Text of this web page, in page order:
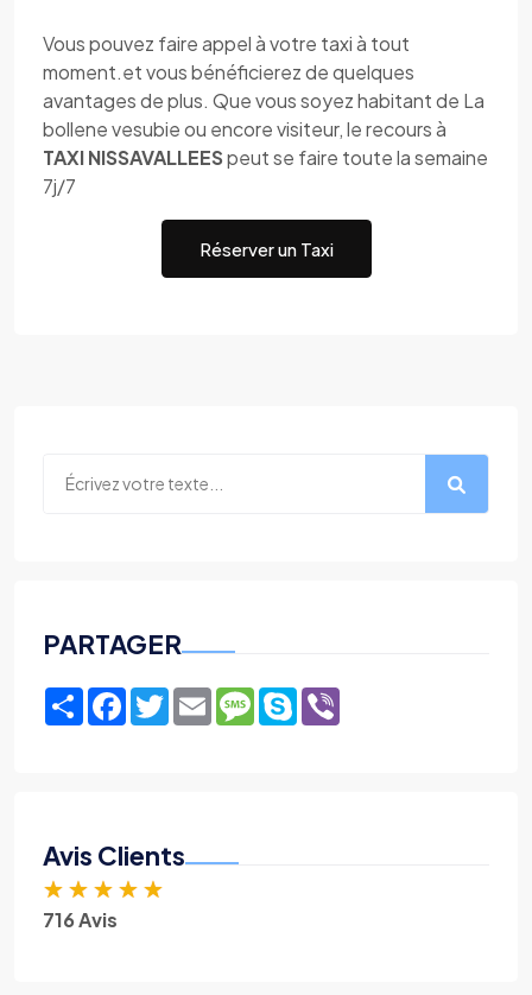
Vous pouvez faire appel à votre taxi à tout
moment.et vous bénéficierez de quelques
avantages de plus. Que vous soyez habitant de La
bollene vesubie ou encore visiteur, le recours à
TAXI NISSAVALLEESpeut se faire toute la semaine
7j/7
Réserver un Taxi
PARTAGER
ShareFacebook
TwitterEmailMessage
Skype
Avis Clients
★ ★ ★ ★ ★
716 Avis